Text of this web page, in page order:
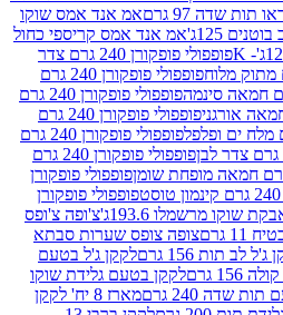
אמ אנד אמס שוקו
אמ אנד אמס קריספי כחול
פופפולי פופקורן 240 גרם צדר
פופפולי פופקורן 240 גרם
פופפולי פופקורן 240 גרם
פופפולי פופקורן 240 גרם
פופפולי פופקורן 240 גרם
פופפולי פופקורן 240 גרם
פופפולי פופקורן
פופפולי פופקורן
צ'ופה צ'ופס
צופה צופס שערות סבתא
לקקן ג'ל בטעם
לקקן בטעם גלידת שוקו
מארז 8 יח' לקקן